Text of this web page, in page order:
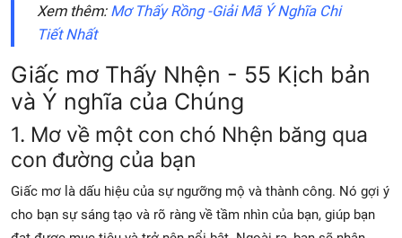
Xem thêm: Mơ Thấy Rồng -Giải Mã Ý Nghĩa Chi
Tiết Nhất
Giấc mơ Thấy Nhện - 55 Kịch bản
và Ý nghĩa của Chúng
1. Mơ về một con chó Nhện băng qua
con đường của bạn
Giấc mơ là dấu hiệu của sự ngưỡng mộ và thành công. Nó gợi ý
cho bạn sự sáng tạo và rõ ràng về tầm nhìn của bạn, giúp bạn